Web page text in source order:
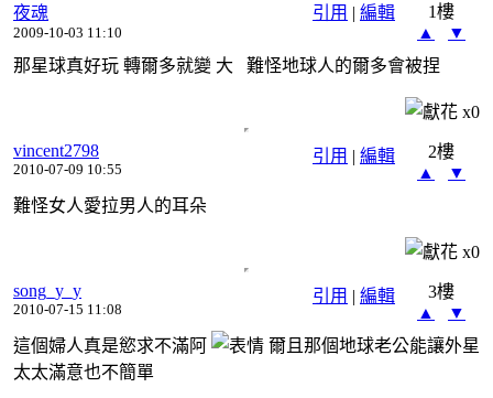
引用 | 編輯
夜魂
2009-10-03 11:10
1樓
▲
▼
那星球真好玩 轉爾多就變 大 難怪地球人的爾多會被捏
x0
引用 | 編輯
vincent2798
2010-07-09 10:55
2樓
▲
▼
難怪女人愛拉男人的耳朵
x0
引用 | 編輯
song_y_y
2010-07-15 11:08
3樓
▲
▼
這個婦人真是慾求不滿阿
爾且那個地球老公能讓外星
太太滿意也不簡單